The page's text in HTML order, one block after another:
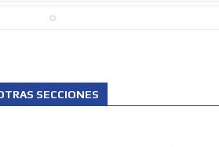
SECCIONES